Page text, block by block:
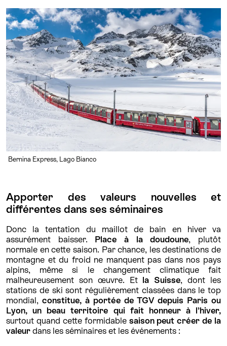
Bernina Express, Lago Bianco
Apporter des valeurs nouvelles et
différentes dans ses séminaires
Donc la tentation du maillot de bain en hiver va
assurément baisser. Place à la doudoune, plutôt
normale en cette saison. Par chance, les destinations de
montagne et du froid ne manquent pas dans nos pays
alpins, même si le changement climatique fait
malheureusement son œuvre. Et la Suisse, dont les
stations de ski sont régulièrement classées dans le top
mondial, constitue, à portée de TGV depuis Paris ou
Lyon, un beau territoire qui fait honneur à l’hiver,
surtout quand cette formidable saison peut créer de la
valeur dans les séminaires et les événements :